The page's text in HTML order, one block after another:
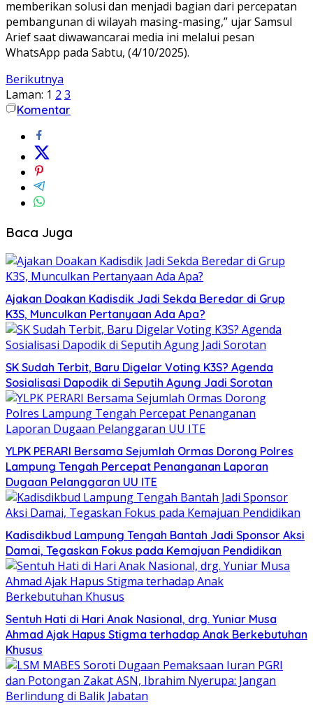
memberikan solusi dan menjadi bagian dari percepatan
pembangunan di wilayah masing-masing,” ujar Samsul
Arief saat diwawancarai media ini melalui pesan
WhatsApp pada Sabtu, (4/10/2025).
Berikutnya
Laman: 1 2 3
Komentar
Baca Juga
Ajakan Doakan Kadisdik Jadi Sekda Beredar di Grup
K3S, Munculkan Pertanyaan Ada Apa?
SK Sudah Terbit, Baru Digelar Voting K3S? Agenda
Sosialisasi Dapodik di Seputih Agung Jadi Sorotan
YLPK PERARI Bersama Sejumlah Ormas Dorong Polres
Lampung Tengah Percepat Penanganan Laporan
Dugaan Pelanggaran UU ITE
Kadisdikbud Lampung Tengah Bantah Jadi Sponsor Aksi
Damai, Tegaskan Fokus pada Kemajuan Pendidikan
Sentuh Hati di Hari Anak Nasional, drg. Yuniar Musa
Ahmad Ajak Hapus Stigma terhadap Anak Berkebutuhan
Khusus